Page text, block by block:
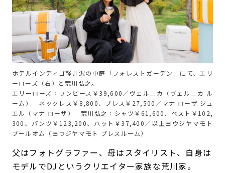
ホテルインディゴ軽井沢の中庭「フォレストガーデン」にて、エリ
ーローズ（右）と荒川弘之。
エリーローズ：ワンピース￥39,600／ヴェルニカ（ヴェルニカ ル
ーム） ネックレス￥8,800、ブレス￥27,500／マナ ローザ ジュ
エル（マナ ローザ） 荒川弘之：シャツ￥61,600、ベスト￥102,
300、パンツ￥123,200、ハット￥37,400／以上ヨウジヤマモト
プールオム（ヨウジヤマモト プレスルーム）
父はフォトグラファー、母はスタイリスト、自身は
モデルでDJというクリエイター家族な荒川家。